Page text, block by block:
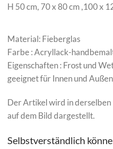
H 50 cm, 70 x 80 cm ,100 x
Material: Fieberglas
Farbe : Acryllack-
Eigenschaften : Frost und
geeignet für Innen und Außen
Der Artikel wird in
auf dem Bild dargestellt.
Selbstverständlich